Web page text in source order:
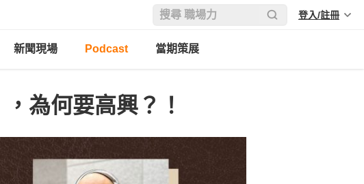
登入/註冊
新聞現場 Podcast 當期策展
為何要高興？！